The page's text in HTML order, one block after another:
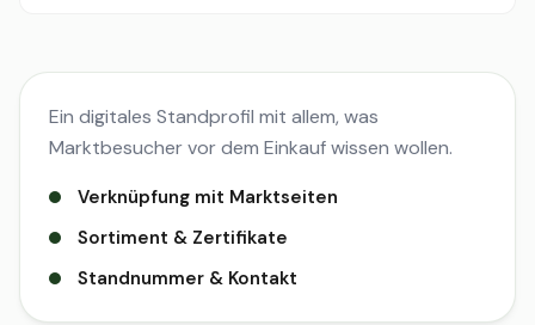
Ein digitales Standprofil mit allem, was
Marktbesucher vor dem Einkauf wissen wollen.
Verknüpfung mit Marktseiten
Sortiment & Zertifikate
Standnummer & Kontakt